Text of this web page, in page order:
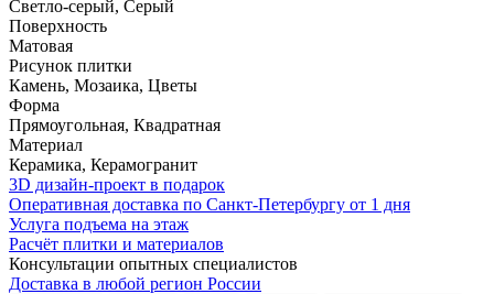
Светло-серый, Серый
Поверхность
Матовая
Рисунок плитки
Камень, Мозаика, Цветы
Форма
Прямоугольная, Квадратная
Материал
Керамика, Керамогранит
3D дизайн-проект в подарок
Оперативная доставка по Санкт-Петербургу от 1 дня
Услуга подъема на этаж
Расчёт плитки и материалов
Консультации опытных специалистов
Доставка в любой регион России